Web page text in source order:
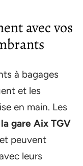
avec vos
à bagages
et les
en main. Les
gare Aix TGV
peuvent
leurs